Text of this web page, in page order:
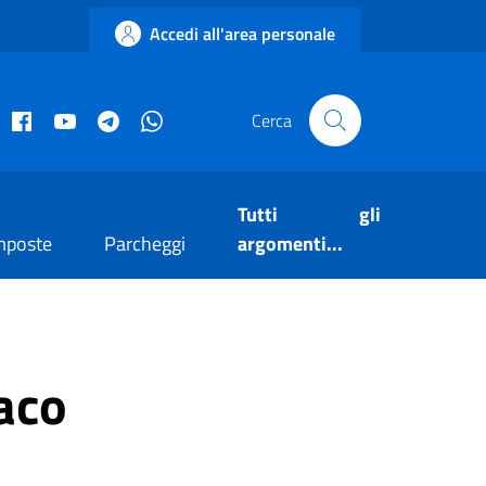
Accedi all'area personale
Facebook istituzionale
Facebook museo civico
YouTube Telegram Cerca
Parcheggi
Tutti gli
argomenti...